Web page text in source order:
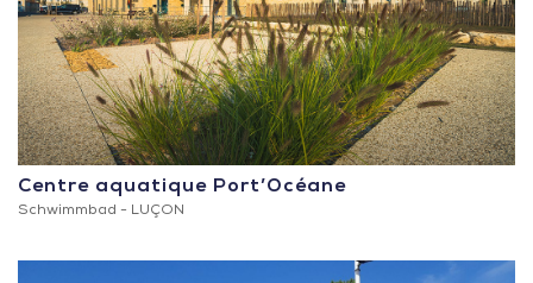
Centre aquatique Port’Océane
Schwimmbad - LUÇON